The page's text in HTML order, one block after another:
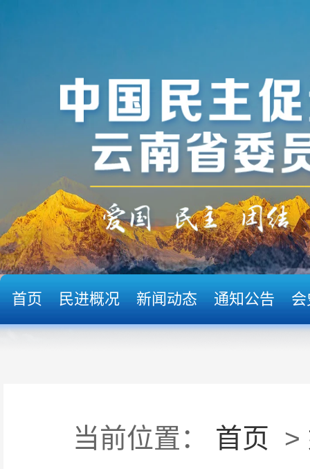
首页 民进概况 新闻动态 通知公告 会
当前位置： 首页 >